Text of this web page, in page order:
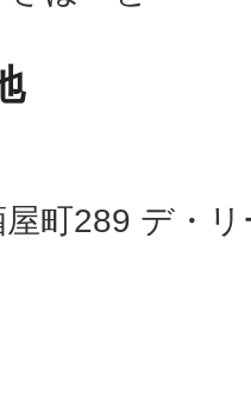
町289 デ・